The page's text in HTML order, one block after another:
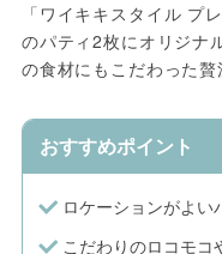
「ワイキキスタイル プ
のパティ2枚にオリジナ
の食材にもこだわった贅
おすすめポイント
ロケーションがよい
こだわりのロコモコ